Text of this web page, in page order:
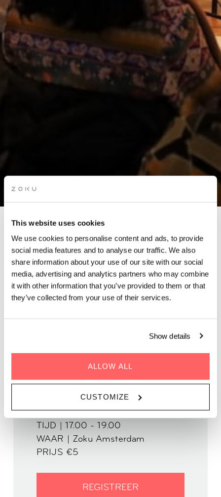
This website uses cookies
We use cookies to personalise content and ads, to provide
social media features and to analyse our traffic. We also
share information about your use of our site with our social
media, advertising and analytics partners who may combine
it with other information that you’ve provided to them or that
they’ve collected from your use of their services.
Show details
ALLOW ALL
CUSTOMIZE
VERHALENAVOND:
VERLOREN EN GEVONDEN
Kom bij ons voor een avond vol live storytelling waarbij
geselecteerde inzendingen tot leven worden gebracht vanaf
In samenwerking met The Story Lounge
WANNEER 12 oktober
TIJD | 17.00 - 19.00
WAAR | Zoku Amsterdam
PRIJS €5
REGISTREER